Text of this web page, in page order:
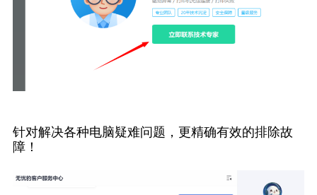
针对解决各种电脑疑难问题，更精确有效的排除故
障！